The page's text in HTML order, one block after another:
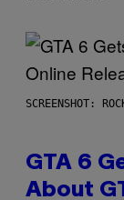
SCREENSHOT:
GTA 6
About